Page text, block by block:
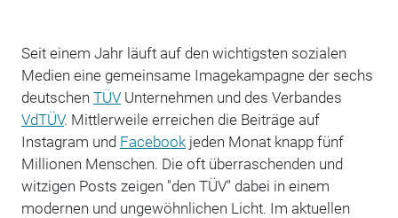
Seit einem Jahr läuft auf den wichtigsten sozialen
Medien eine gemeinsame Imagekampagne der sechs
deutschen TÜVUnternehmen und des Verbandes
VdTÜV. Mittlerweile erreichen die Beiträge auf
Instagram und Facebookjeden Monat knapp fünf
Millionen Menschen. Die oft überraschenden und
witzigen Posts zeigen "den TÜV" dabei in einem
modernen und ungewöhnlichen Licht. Im aktuellen